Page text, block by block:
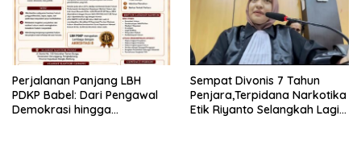
Perjalanan Panjang LBH
PDKP Babel: Dari Pengawal
Demokrasi hingga
Sempat Divonis 7 Tahun
Penjara,Terpidana Narkotika
Etik Riyanto Selangkah Lagi